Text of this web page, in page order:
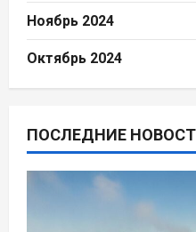
Ноябрь 2024
Октябрь 2024
ПОСЛЕДНИЕ